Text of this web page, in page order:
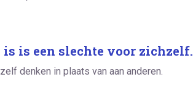
is is een slechte voor zichzelf.
denken in plaats van aan anderen.